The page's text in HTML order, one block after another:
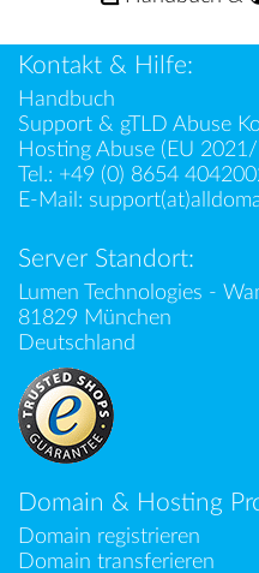
Kontakt & Hilfe:
Handbuch
Support & gTLD Abuse
Hosting Abuse (EU
Tel.: +49 (0) 8654
E-Mail:
Server Standort:
Lumen Technologies -
81829 München
Deutschland
Domain & Hosting
Domain registrieren
Domain transferieren